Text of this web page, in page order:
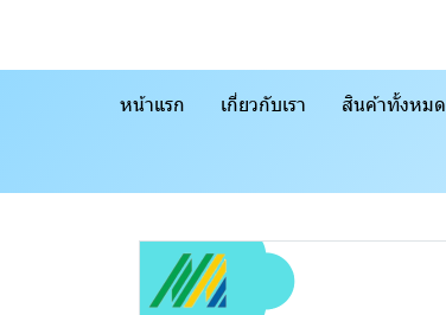
หน้าแรก เกี่ยวกับเรา สินค้าทั้งหมด